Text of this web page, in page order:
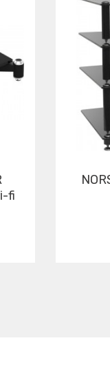
fi
NORSTONE BERGEN 2